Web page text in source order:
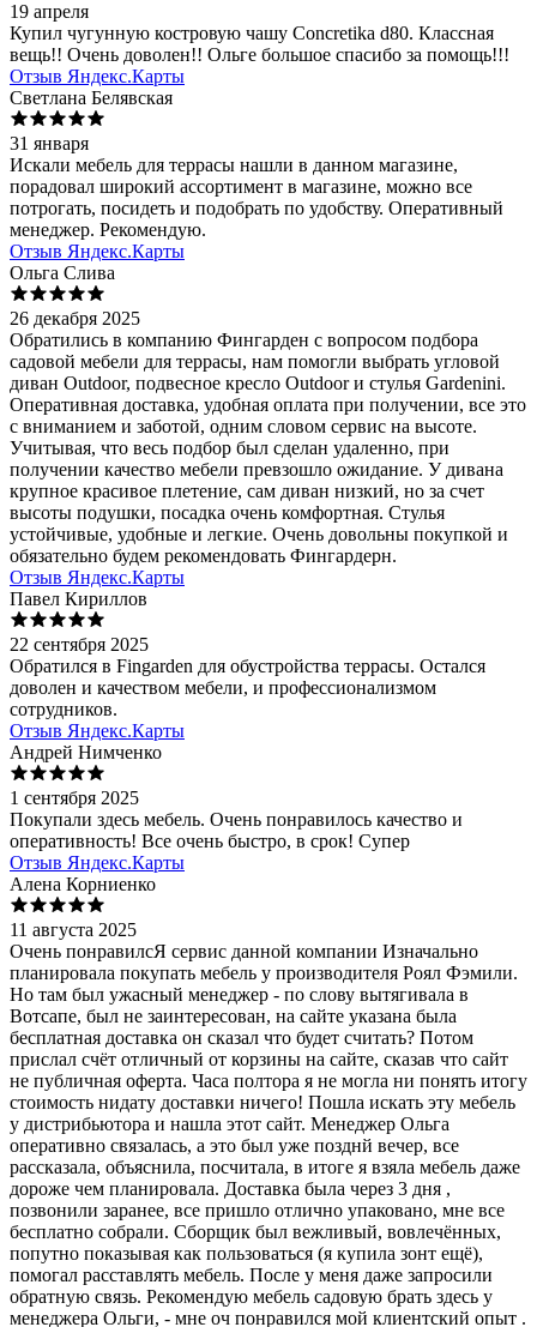
19 апреля
Купил чугунную костровую чашу Concretika d80. Классная
вещь!! Очень доволен!! Ольге большое спасибо за помощь!!!
Отзыв Яндекс.Карты
Светлана Белявская
31 января
Искали мебель для террасы нашли в данном магазине,
порадовал широкий ассортимент в магазине, можно все
потрогать, посидеть и подобрать по удобству. Оперативный
менеджер. Рекомендую.
Отзыв Яндекс.Карты
Ольга Слива
26 декабря 2025
Обратились в компанию Фингарден с вопросом подбора
садовой мебели для террасы, нам помогли выбрать угловой
диван Outdoor, подвесное кресло Outdoor и стулья Gardenini.
Оперативная доставка, удобная оплата при получении, все это
с вниманием и заботой, одним словом сервис на высоте.
Учитывая, что весь подбор был сделан удаленно, при
получении качество мебели превзошло ожидание. У дивана
крупное красивое плетение, сам диван низкий, но за счет
высоты подушки, посадка очень комфортная. Стулья
устойчивые, удобные и легкие. Очень довольны покупкой и
обязательно будем рекомендовать Фингардерн.
Отзыв Яндекс.Карты
Павел Кириллов
22 сентября 2025
Обратился в Fingarden для обустройства террасы. Остался
доволен и качеством мебели, и профессионализмом
сотрудников.
Отзыв Яндекс.Карты
Андрей Нимченко
1 сентября 2025
Покупали здесь мебель. Очень понравилось качество и
оперативность! Все очень быстро, в срок! Супер
Отзыв Яндекс.Карты
Алена Корниенко
11 августа 2025
Очень понравилсЯ сервис данной компании Изначально
планировала покупать мебель у производителя Роял Фэмили.
Но там был ужасный менеджер - по слову вытягивала в
Вотсапе, был не заинтересован, на сайте указана была
бесплатная доставка он сказал что будет считать? Потом
прислал счёт отличный от корзины на сайте, сказав что сайт
не публичная оферта. Часа полтора я не могла ни понять итогу
стоимость нидату доставки ничего! Пошла искать эту мебель
у дистрибьютора и нашла этот сайт. Менеджер Ольга
оперативно связалась, а это был уже позднй вечер, все
рассказала, объяснила, посчитала, в итоге я взяла мебель даже
дороже чем планировала. Доставка была через 3 дня ,
позвонили заранее, все пришло отлично упаковано, мне все
бесплатно собрали. Сборщик был вежливый, вовлечённых,
попутно показывая как пользоваться (я купила зонт ещё),
помогал расставлять мебель. После у меня даже запросили
обратную связь. Рекомендую мебель садовую брать здесь у
менеджера Ольги, - мне оч понравился мой клиентский опыт .